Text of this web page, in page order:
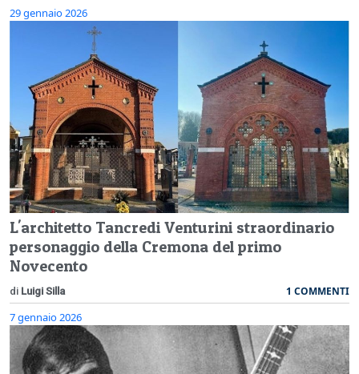
29 gennaio 2026
L'architetto Tancredi Venturini straordinario
personaggio della Cremona del primo
Novecento
di Luigi Silla 1 COMMENTI
7 gennaio 2026